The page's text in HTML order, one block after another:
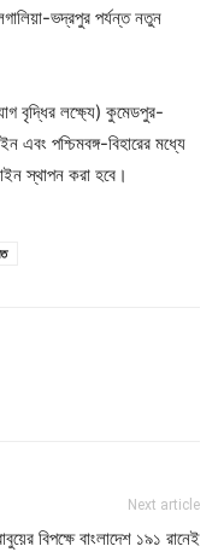
ভদ্রপুর পর্যন্ত নতুন
বৃদ্ধির লক্ষ্যে) কুমেডপুর-
এবং পশ্চিমবঙ্গ-বিহারের মধ্যে
স্থাপন করা হবে।
Next article
বিপক্ষে বাংলাদেশ ১৯১ রানেই